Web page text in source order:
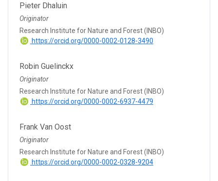
Pieter Dhaluin
Originator
Research Institute for Nature and Forest (INBO)
https://orcid.org/0000-0002-0128-3490
Robin Guelinckx
Originator
Research Institute for Nature and Forest (INBO)
https://orcid.org/0000-0002-6937-4479
Frank Van Oost
Originator
Research Institute for Nature and Forest (INBO)
https://orcid.org/0000-0002-0328-9204